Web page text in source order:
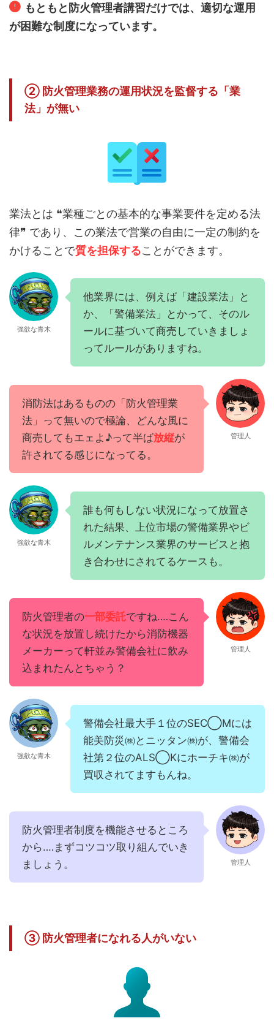
もともと防火管理者講習だけでは、適切な運用
が困難な制度になっています。
② 防火管理業務の運用状況を監督する「業
法」が無い
業法とは ❝業種ごとの基本的な事業要件を定める法
律❞ であり、この業法で営業の自由に一定の制約を
かけることで質を担保することができます。
強欲な青木
他業界には、例えば「建設業法」と
か、「警備業法」とかって、そのル
ールに基づいて商売していきましょ
ってルールがありますね。
消防法はあるものの「防火管理業
法」って無いので極論、どんな風に
商売してもエェよ♪って半ば放縦が
許されてる感じになってる。
管理人
強欲な青木
誰も何もしない状況になって放置さ
れた結果、上位市場の警備業界やビ
ルメンテナンス業界のサービスと抱
き合わせにされてるケースも。
防火管理者の一部委託ですね‥‥こん
な状況を放置し続けたから消防機器
メーカーって軒並み警備会社に飲み
込まれたんとちゃう？
管理人
強欲な青木
警備会社最大手１位のSEC◯Mには
能美防災㈱とニッタン㈱が、警備会
社第２位のALS◯Kにホーチキ㈱が
買収されてますもんね。
防火管理者制度を機能させるところ
から‥‥まずコツコツ取り組んでいき
ましょう。
管理人
③ 防火管理者になれる人がいない